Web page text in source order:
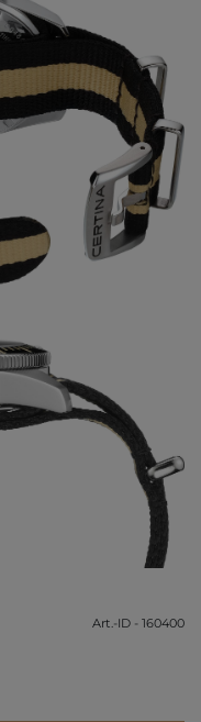
Art.-ID - 160400